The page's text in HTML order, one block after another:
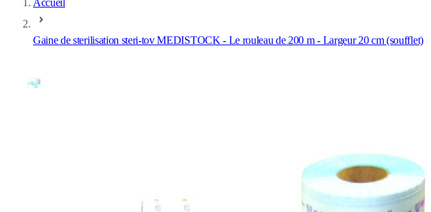
Accueil
Gaine de sterilisation steri-tov MEDISTOCK - Le rouleau de 200 m - Largeur 20 cm (soufflet)